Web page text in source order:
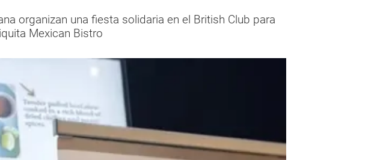
organizan una fiesta solidaria en el British Club para
Mexican Bistro